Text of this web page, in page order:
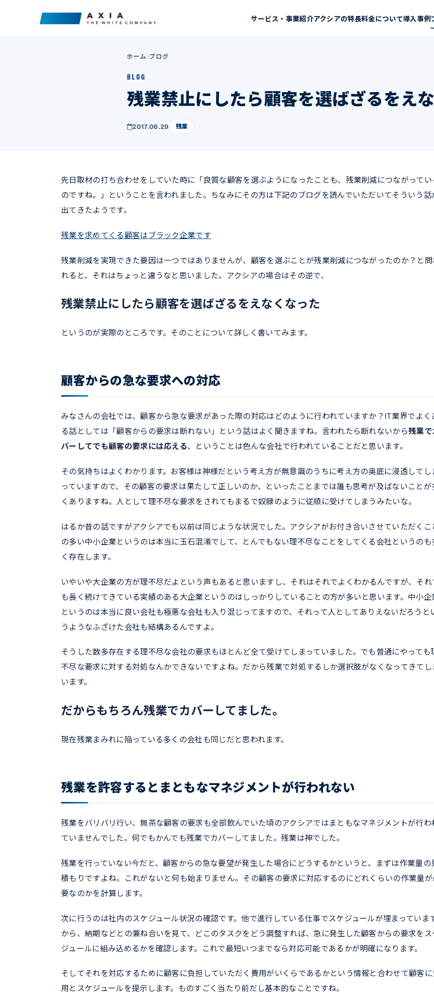
サービス・事業紹介アクシアの特長料金について導入事例
ホーム ブログ
BLOG
残業禁止にしたら顧客を選ばざるをえ
2017.06.29 残業
先日取材の打ち合わせをしていた時に「良質な顧客を選ぶようになったことも、残業削減につながってい
のですね。」ということを言われました。ちなみにその方は下記のブログを読んでいただいてそういう話
出てきたようです。
残業を求めてくる顧客はブラック企業です
残業削減を実現できた要因は一つではありませんが、顧客を選ぶことが残業削減につながったのか？と問
れると、それはちょっと違うなと思いました。アクシアの場合はその逆で、
残業禁止にしたら顧客を選ばざるをえなくなった
というのが実際のところです。そのことについて詳しく書いてみます。
顧客からの急な要求への対応
みなさんの会社では、顧客から急な要求があった際の対応はどのように行われていますか？IT業界でよく
る話としては「顧客からの要求は断れない」という話はよく聞きますね。言われたら断れないから残業で
バーしてでも顧客の要求には応える、ということは色んな会社で行われていることだと思います。
その気持ちはよくわかります。お客様は神様だという考え方が無意識のうちに考え方の奥底に浸透してし
っていますので、その顧客の要求は果たして正しいのか、といったことまでは誰も思考が及ばないことが
くありますね。人として理不尽な要求をされてもまるで奴隷のように従順に受けてしまうみたいな。
はるか昔の話ですがアクシアでも以前は同じような状況でした。アクシアがお付き合いさせていただくこ
の多い中小企業というのは本当に玉石混淆でして、とんでもない理不尽なことをしてくる会社というのも
く存在します。
いやいや大企業の方が理不尽だよという声もあると思いますし、それはそれでよくわかるんですが、それ
も長く続けてきている実績のある大企業というのはしっかりしていることの方が多いと思います。中小企
というのは本当に良い会社も極悪な会社も入り混じってますので、それって人としてありえないだろうと
うようなふざけた会社も結構あるんですよ。
そうした数多存在する理不尽な会社の要求もほとんど全て受けてしまっていました。でも普通にやっても
不尽な要求に対する対処なんかできないですよね。だから残業で対処するしか選択肢がなくなってきてし
います。
だからもちろん残業でカバーしてました。
現在残業まみれに陥っている多くの会社も同じだと思われます。
残業を許容するとまともなマネジメントが行われない
残業をバリバリ行い、無茶な顧客の要求も全部飲んでいた頃のアクシアではまともなマネジメントが行わ
ていませんでした。何でもかんでも残業でカバーしてました。残業は神でした。
残業を行っていない今だと、顧客からの急な要望が発生した場合にどうするかというと、まずは作業量の
積もりですよね。これがないと何も始まりません。その顧客の要求に対応するのにどれくらいの作業量
要なのかを計算します。
次に行うのは社内のスケジュール状況の確認です。他で進行している仕事でスケジュールが埋まっていま
から、納期などとの兼ね合いを見て、どこのタスクをどう調整すれば、急に発生した顧客からの要求をス
ジュールに組み込めるかを確認します。これで最短いつまでなら対応可能であるかが明確になります。
そしてそれを対応するために顧客に負担していただく費用がいくらであるかという情報と合わせて顧客に
用とスケジュールを提示します。ものすごく当たり前だし基本的なことですね。